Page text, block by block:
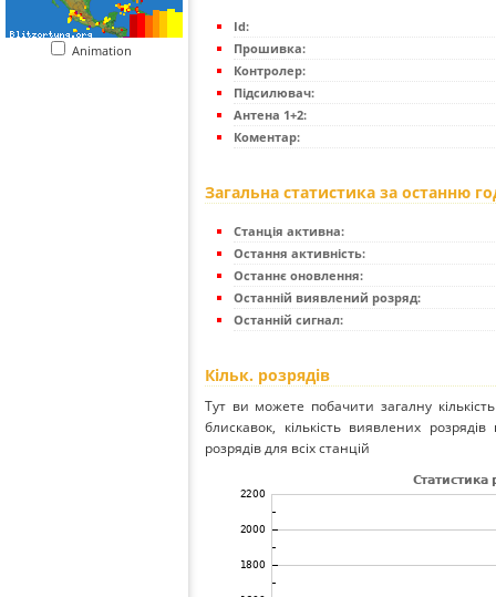
Animation
Id:
Прошивка:
Контролер:
Підсилювач:
Антена 1+2:
Коментар:
Загальна статистика за останню
Станція активна:
Остання активність:
Останнє оновлення:
Останній виявлений розряд:
Останній сигнал:
Кільк. розрядів
Тут ви можете побачити загалну
блискавок, кількість виявлених
розрядів для всіх станцій